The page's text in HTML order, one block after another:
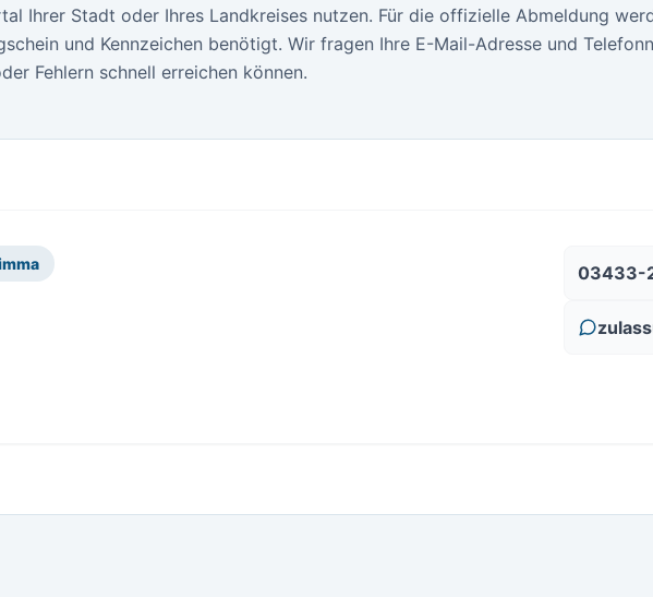
Ihrer Stadt oder Ihres Landkreises nutzen. Für die offizielle Abmeldung
und Kennzeichen benötigt. Wir fragen Ihre E-Mail-Adresse und
Fehlern schnell erreichen können.
03433-